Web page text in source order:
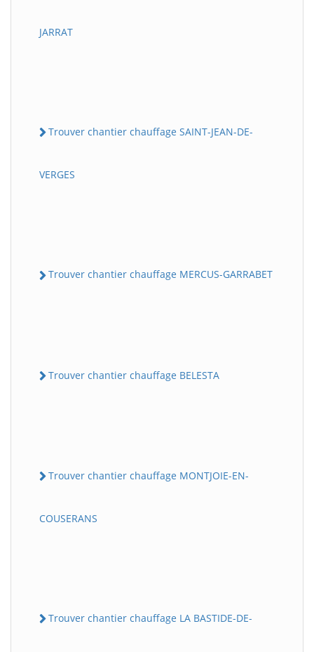
JARRAT
Trouver chantier chauffage SAINT-JEAN-DE-
VERGES
Trouver chantier chauffage MERCUS-GARRABET
Trouver chantier chauffage BELESTA
Trouver chantier chauffage MONTJOIE-EN-
COUSERANS
Trouver chantier chauffage LA BASTIDE-DE-